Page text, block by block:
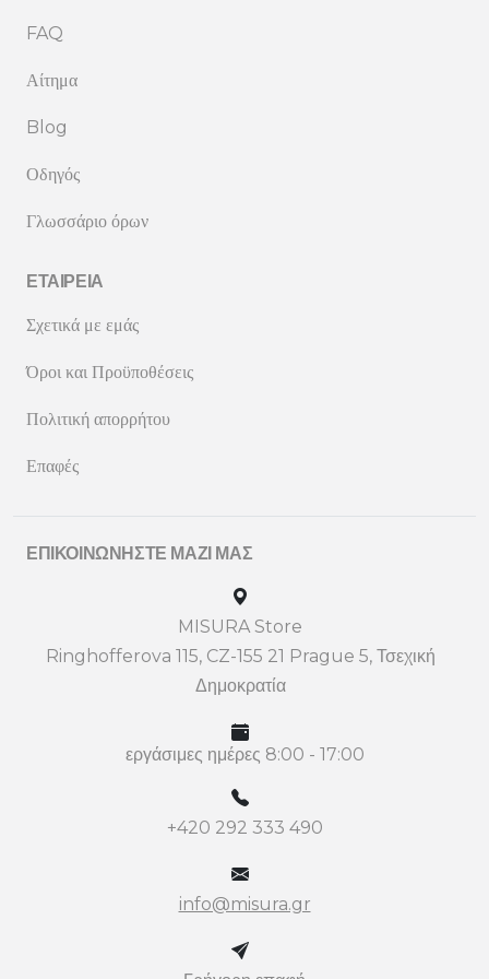
FAQ
Αίτημα
Blog
Οδηγός
Γλωσσάριο όρων
ΕΤΑΙΡΕΊΑ
Σχετικά με εμάς
Όροι και Προϋποθέσεις
Πολιτική απορρήτου
Επαφές
ΕΠΙΚΟΙΝΩΝΉΣΤΕ ΜΑΖΊ ΜΑΣ
MISURA Store
Ringhofferova 115, CZ-155 21 Prague 5, Τσεχική
Δημοκρατία
εργάσιμες ημέρες 8:00 - 17:00
+420 292 333 490
info@misura.gr